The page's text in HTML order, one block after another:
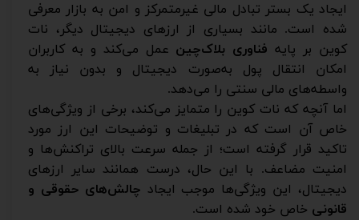
ایجاد یک بستر تبادل مالی غیرمتمرکز و امن به بازار معرفی
شده است. مانند بسیاری از ارزهای دیجیتال دیگر، نات
کوین بر پایه فناوری بلاک‌چین عمل می‌کند و به کاربران
امکان انتقال پول به‌صورت دیجیتال و بدون نیاز به
واسطه‌های مالی سنتی را می‌دهد.
اما آنچه که نات کوین را متمایز می‌کند، برخی از ویژگی‌های
خاص آن است که در تبلیغات و توضیحات این ارز مورد
تاکید قرار گرفته است؛ از جمله سرعت بالای تراکنش‌ها و
امنیت مضاعف. با این حال، درست همانند سایر ارزهای
دیجیتال، این ویژگی‌ها موجب ایجاد چالش‌های حقوقی و
قانونی خاص خود شده است.